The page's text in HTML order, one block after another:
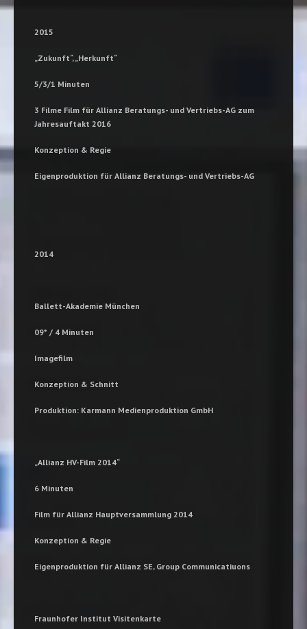
2015
„Zukunft“, „Herkunft“
5/3/1 Minuten
3 Filme Film für Allianz Beratungs- und Vertriebs-AG zum
Jahresauftakt 2016
Konzeption & Regie
Eigenproduktion für Allianz Beratungs- und Vertriebs-AG
2014
Ballett-Akademie München
09* / 4 Minuten
Imagefilm
Konzeption & Schnitt
Produktion: Karmann Medienproduktion GmbH
„Allianz HV-Film 2014“
6 Minuten
Film für Allianz Hauptversammlung 2014
Konzeption & Regie
Eigenproduktion für Allianz SE, Group Communicatiuons
Fraunhofer Institut Visitenkarte